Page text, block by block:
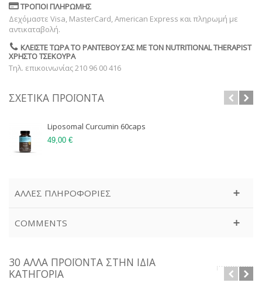
ΤΡΌΠΟΙ ΠΛΗΡΩΜΉΣ
Δεχόμαστε Visa, MasterCard, American Express και πληρωμή με
αντικαταβολή.
ΚΛΕΊΣΤΕ ΤΏΡΑ ΤΟ ΡΑΝΤΕΒΟΎ ΣΑΣ ΜΕ ΤΟΝ NUTRITIONAL THERAPIST
ΧΡΉΣΤΟ ΤΣΕΚΟΎΡΑ
Τηλ. επικοινωνίας 210 96 00 416
ΣΧΕΤΙΚΆ ΠΡΟΪΌΝΤΑ
Liposomal Curcumin 60caps
49,00 €
ΆΛΛΕΣ ΠΛΗΡΟΦΟΡΊΕΣ
COMMENTS
30 ΆΛΛΑ ΠΡΟΪΌΝΤΑ ΣΤΗΝ ΊΔΙΑ
ΚΑΤΗΓΟΡΊΑ